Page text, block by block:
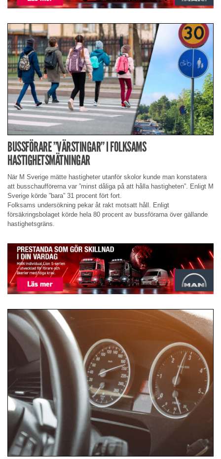
BUSSFÖRARE ”VÄRSTINGAR” I FOLKSAMS
HASTIGHETSMÄTNINGAR
När M Sverige mätte hastigheter utanför skolor kunde man konstatera
att busschaufförerna var ”minst dåliga på att hålla hastigheten”. Enligt M
Sverige körde ”bara” 31 procent fört fort.
Folksams undersökning pekar åt rakt motsatt håll. Enligt
försäkringsbolaget körde hela 80 procent av bussförarna över gällande
hastighetsgräns.